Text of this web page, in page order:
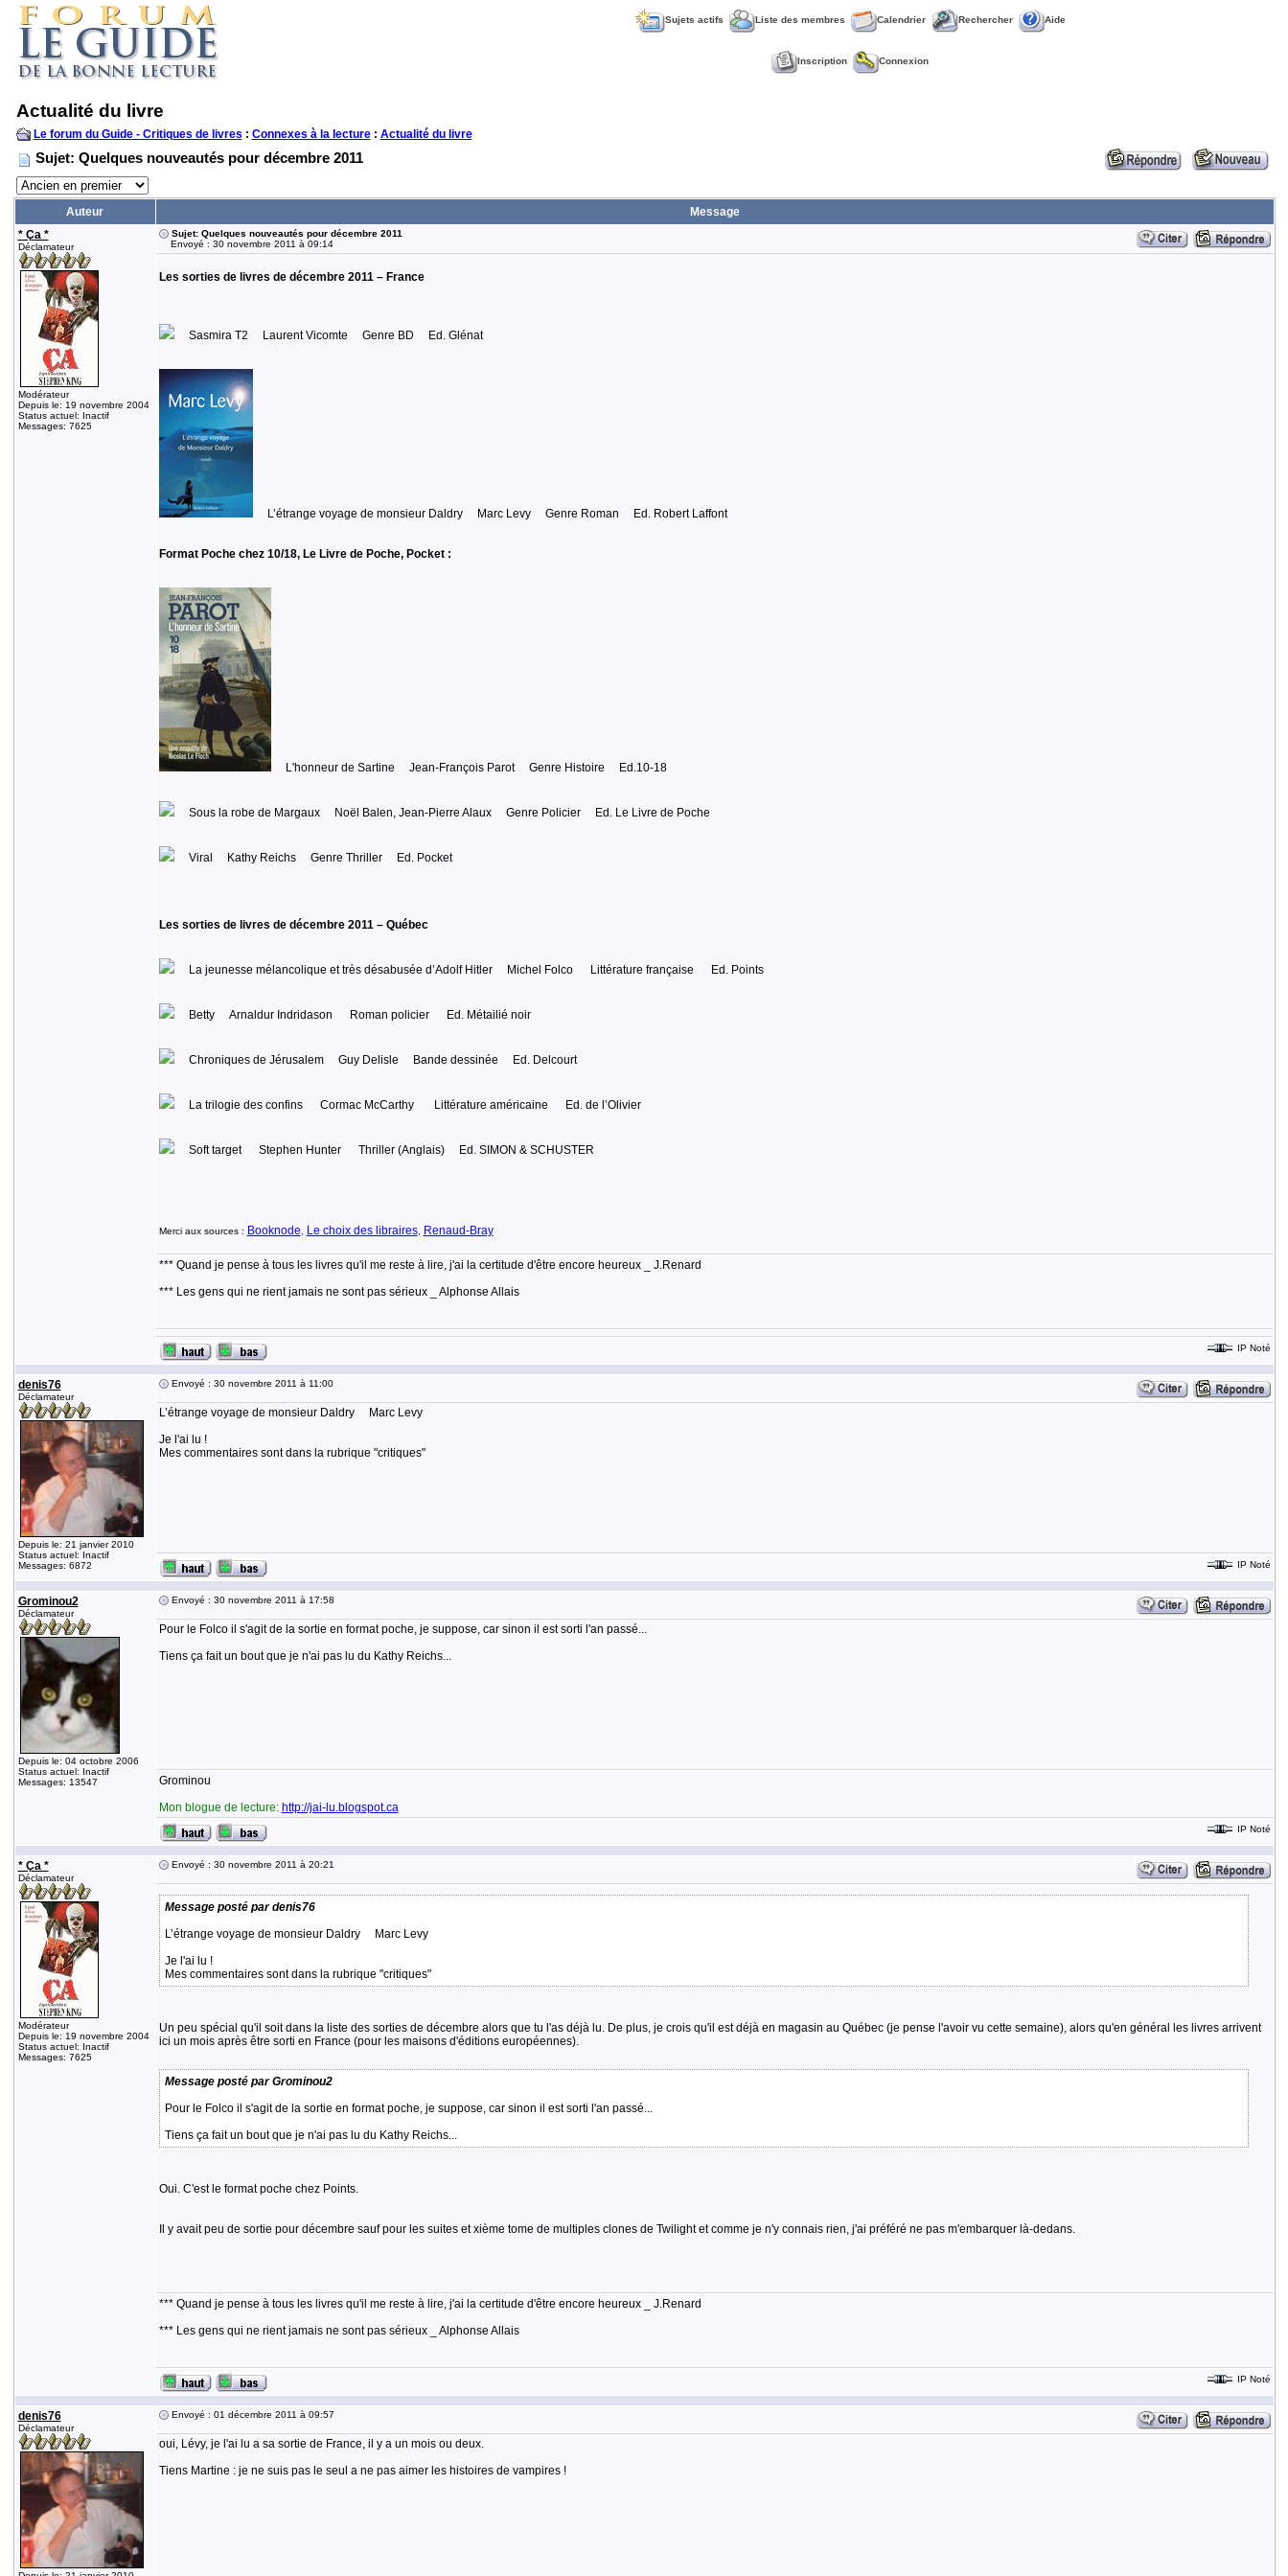
Sujets actifs Liste des membres Calendrier Rechercher Aide
Inscription Connexion
Actualité du livre
Le forum du Guide - Critiques de livres : Connexes à la lecture: Actualité du livre
Sujet: Quelques nouveautés pour décembre 2011
Auteur
Message
* Ça *
Déclamateur
Modérateur
Depuis le: 19 novembre 2004
Status actuel: Inactif
Messages: 7625
Sujet: Quelques nouveautés pour décembre 2011
Envoyé : 30 novembre 2011 à 09:14
Les sorties de livres de décembre 2011 – France
Sasmira T2 Laurent Vicomte Genre BD Ed. Glénat
L’étrange voyage de monsieur Daldry Marc Levy Genre Roman Ed. Robert Laffont
Format Poche chez 10/18, Le Livre de Poche, Pocket :
L'honneur de Sartine Jean-François Parot Genre Histoire Ed.10-18
Sous la robe de Margaux Noël Balen, Jean-Pierre Alaux Genre Policier Ed. Le Livre de Poche
Viral Kathy Reichs Genre Thriller Ed. Pocket
Les sorties de livres de décembre 2011 – Québec
La jeunesse mélancolique et très désabusée d’Adolf Hitler Michel Folco Littérature française Ed. Points
Betty Arnaldur Indridason Roman policier Ed. Métailié noir
Chroniques de Jérusalem Guy Delisle Bande dessinée Ed. Delcourt
La trilogie des confins Cormac McCarthy Littérature américaine Ed. de l’Olivier
Soft target Stephen Hunter Thriller (Anglais) Ed. SIMON & SCHUSTER
Merci aux sources : Booknode Le choix des libraires, Renaud-Bray
*** Quand je pense à tous les livres qu'il me reste à lire, j'ai la certitude d'être encore heureux _ J.Renard
*** Les gens qui ne rient jamais ne sont pas sérieux _ Alphonse Allais
IP Noté
denis76
Déclamateur
Depuis le: 21 janvier 2010
Status actuel: Inactif
Messages: 6872
Envoyé : 30 novembre 2011 à 11:00
L’étrange voyage de monsieur Daldry Marc Levy
Je l'ai lu !
Mes commentaires sont dans la rubrique "critiques"
IP Noté
Grominou2
Déclamateur
Depuis le: 04 octobre 2006
Status actuel: Inactif
Messages: 13547
Envoyé : 30 novembre 2011 à 17:58
Pour le Folco il s'agit de la sortie en format poche, je suppose, car sinon il est sorti l'an passé...
Tiens ça fait un bout que je n'ai pas lu du Kathy Reichs...
Grominou
Mon blogue de lecture: http://jai-lu.blogspot.ca
IP Noté
* Ça *
Déclamateur
Modérateur
Depuis le: 19 novembre 2004
Status actuel: Inactif
Messages: 7625
Envoyé : 30 novembre 2011 à 20:21
Message posté par denis76
L’étrange voyage de monsieur Daldry Marc Levy
Je l'ai lu !
Mes commentaires sont dans la rubrique "critiques"
Un peu spécial qu'il soit dans la liste des sorties de décembre alors que tu l'as déjà lu. De plus, je crois qu'il est déjà en magasin au Québec (je pense l'avoir vu cette semaine), alors qu'en général les livres arrivent
ici un mois après être sorti en France (pour les maisons d'éditions européennes).
Message posté par Grominou2
Pour le Folco il s'agit de la sortie en format poche, je suppose, car sinon il est sorti l'an passé...
Tiens ça fait un bout que je n'ai pas lu du Kathy Reichs...
Oui. C'est le format poche chez Points.
Il y avait peu de sortie pour décembre sauf pour les suites et xième tome de multiples clones de Twilight et comme je n'y connais rien, j'ai préféré ne pas m'embarquer là-dedans.
*** Quand je pense à tous les livres qu'il me reste à lire, j'ai la certitude d'être encore heureux _ J.Renard
*** Les gens qui ne rient jamais ne sont pas sérieux _ Alphonse Allais
IP Noté
denis76
Déclamateur
Envoyé : 01 décembre 2011 à 09:57
oui, Lévy, je l'ai lu a sa sortie de France, il y a un mois ou deux.
Tiens Martine : je ne suis pas le seul a ne pas aimer les histoires de vampires !